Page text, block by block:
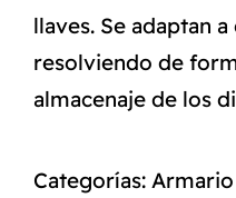
llaves. Se adaptan
resolviendo de
almacenaje de los
Categorías: